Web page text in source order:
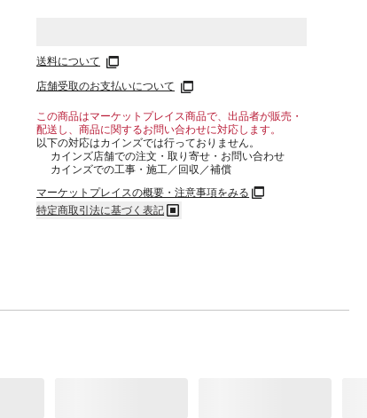
送料について
店舗受取のお支払いについて
この商品はマーケットプレイス商品で、出品者が販売・
配送し、商品に関するお問い合わせに対応します。
以下の対応はカインズでは行っておりません。
カインズ店舗での注文・取り寄せ・お問い合わせ
カインズでの工事・施工／回収／補償
マーケットプレイスの概要・注意事項をみる
特定商取引法に基づく表記